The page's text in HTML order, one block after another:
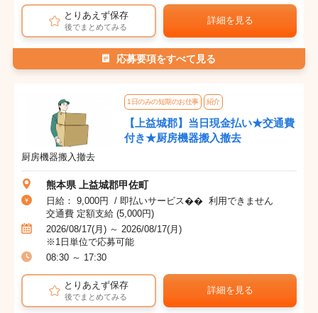
とりあえず保存
後でまとめてみる
詳細を見る
応募要項をすべて見る
1日のみの短期のお仕事 紹介
【上益城郡】当日現金払い★交通費
付き★厨房機器搬入撤去
厨房機器搬入撤去
熊本県 上益城郡甲佐町
日給： 9,000円 / 即払いサービス�� 利用できません
交通費 定額支給 (5,000円)
2026/08/17(月) ～ 2026/08/17(月)
※1日単位で応募可能
08:30 ～ 17:30
とりあえず保存
後でまとめてみる
詳細を見る